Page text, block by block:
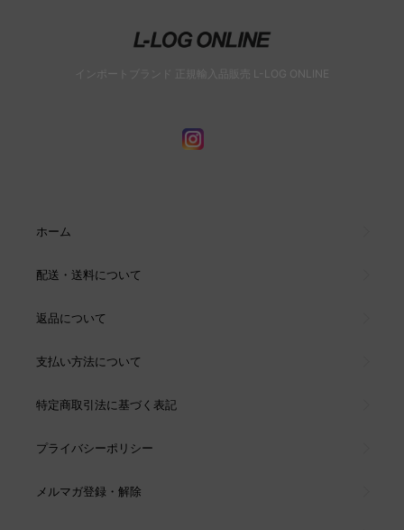
インポートブランド 正規輸入品販売 L-LOG ONLINE
ホーム
配送・送料について
返品について
支払い方法について
特定商取引法に基づく表記
プライバシーポリシー
メルマガ登録・解除